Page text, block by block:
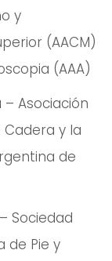
y
(AACM)
(AAA)
– Asociación
y la
de
Sociedad
de Pie y